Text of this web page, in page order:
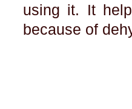
using it. It
because of